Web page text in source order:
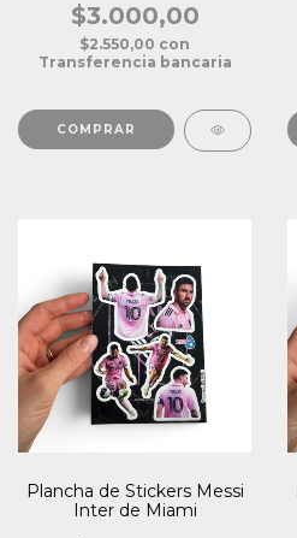
$3.000,00
$2.550,00 con
Transferencia bancaria
Plancha de Stickers Messi
Inter de Miami